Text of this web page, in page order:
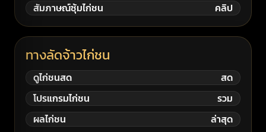
สัมภาษณ์ซุ้มไก่ชน
คลิป
ทางลัดจ้าวไก่ชน
ดูไก่ชนสด
สด
โปรแกรมไก่ชน
รวม
ผลไก่ชน
ล่าสุด